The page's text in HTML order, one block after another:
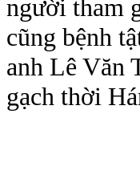
người tham
cũng bệnh
anh Lê Văn
gạch thời